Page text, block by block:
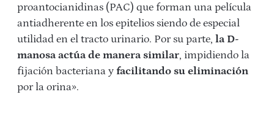
proantocianidinas (PAC) que forman una película
antiadherente en los epitelios siendo de especial
utilidad en el tracto urinario. Por su parte, la D-
manosa actúa de manera similar, impidiendo la
fijación bacteriana y facilitando su eliminación
por la orina».